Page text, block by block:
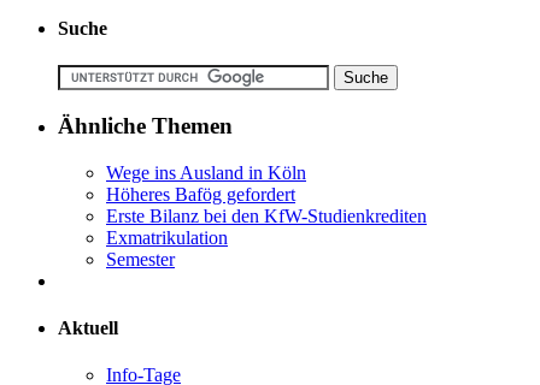
Suche
Ähnliche Themen
Wege ins Ausland in Köln
Höheres Bafög gefordert
Erste Bilanz bei den KfW-Studienkrediten
Exmatrikulation
Semester
Aktuell
Info-Tage